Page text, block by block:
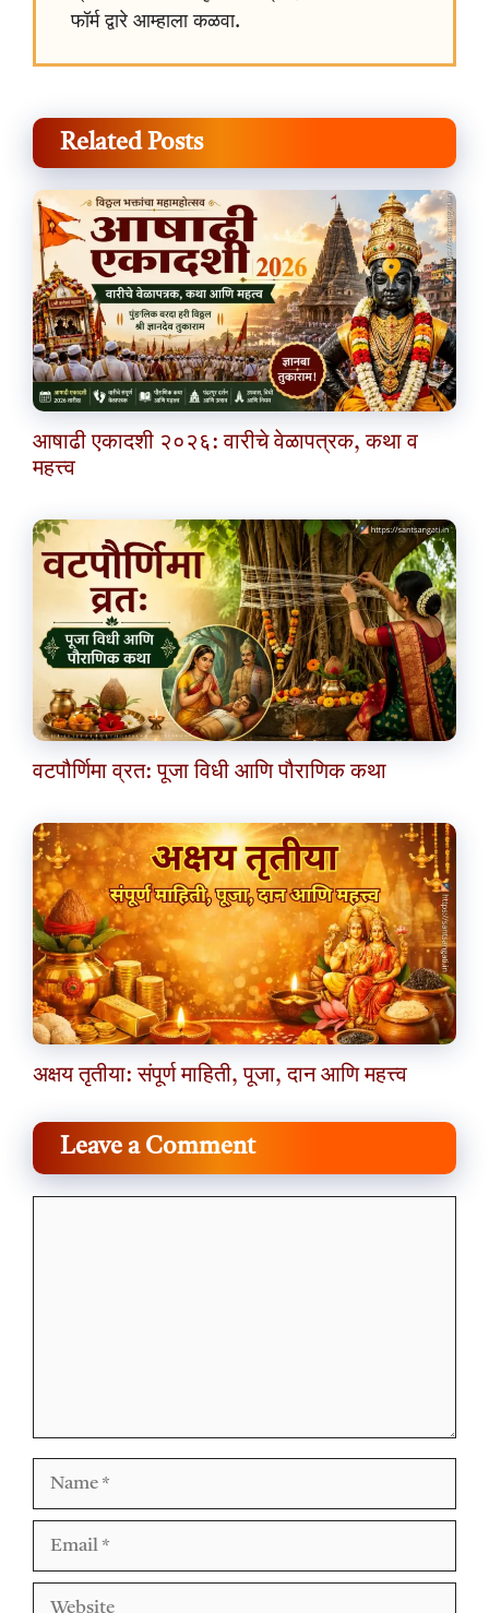
फॉर्म द्वारे आम्हाला कळवा.
Related Posts
आषाढी एकादशी २०२६: वारीचे वेळापत्रक, कथा व
महत्त्व
वटपौर्णिमा व्रत: पूजा विधी आणि पौराणिक कथा
अक्षय तृतीया: संपूर्ण माहिती, पूजा, दान आणि महत्त्व
Leave a Comment